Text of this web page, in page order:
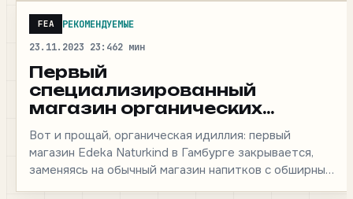
FEA
РЕКОМЕНДУЕМЫЕ
23.11.2023 23:462 мин
Первый
специализированный
магазин органических
продуктов Naturkind в
Гамбурге от Edeka стал
историей
Вот и прощай, органическая идиллия: первый
магазин Edeka Naturkind в Гамбурге закрывается,
заменяясь на обычный магазин напитков с обширным
отделом зоотоваров. Открытый…